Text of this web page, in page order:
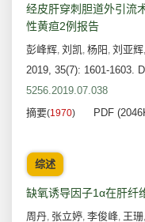
经皮肝穿刺胆道外引流
性黄疸2例报告
彭峰辉, 刘凯, 杨阳 , 刘亚辉,
2019, 35(7): 1601-1603.
5256.2019.07.038
摘要(1970) PDF
综述
缺氧诱导因子1α在肝纤
周丹, 张立婷, 李俊峰, 王珊,